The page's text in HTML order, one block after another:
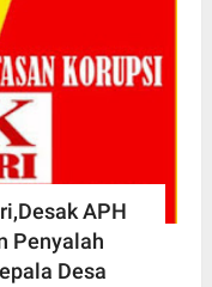
APH
Penyalah
Desa